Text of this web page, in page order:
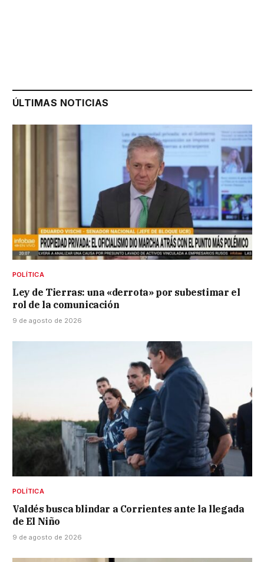
ÚLTIMAS NOTICIAS
POLÍTICA
Ley de Tierras: una «derrota» por subestimar el
rol de la comunicación
9 de agosto de 2026
POLÍTICA
Valdés busca blindar a Corrientes ante la llegada
de El Niño
9 de agosto de 2026